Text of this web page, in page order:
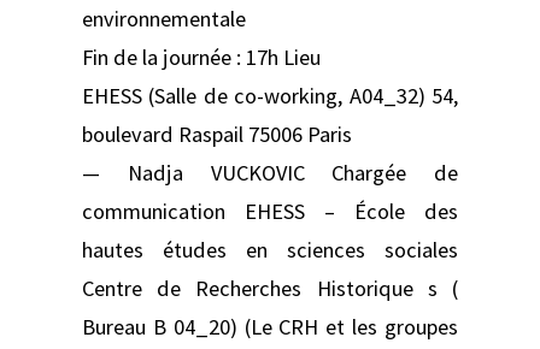
environnementale
Fin de la journée : 17h Lieu
EHESS (Salle de co-working, A04_32) 54,
boulevard Raspail 75006 Paris
— Nadja VUCKOVIC Chargée de
communication EHESS – École des
hautes études en sciences sociales
Centre de Recherches Historique s (
Bureau B 04_20) (Le CRH et les groupes